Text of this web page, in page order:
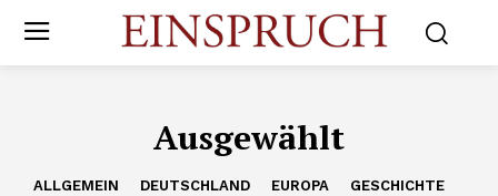
Ausgewählt
ALLGEMEIN DEUTSCHLAND EUROPA GESCHICHTE